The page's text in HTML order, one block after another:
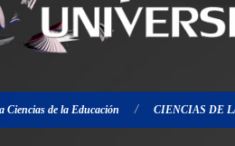
Ciencias de la Educación CIENCIAS DE